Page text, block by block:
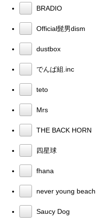
BRADIO
Official髭男dism
dustbox
でんぱ組.inc
teto
Mrs
THE BACK HORN
四星球
fhana
never young beach
Saucy Dog